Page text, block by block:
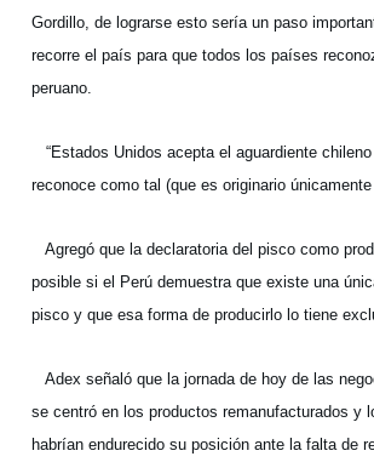
Gordillo, de lograrse esto sería un paso
recorre el país para que todos los países
peruano.
“Estados Unidos acepta el aguardiente
reconoce como tal (que es originario únicamente
Agregó que la declaratoria del pisco como
posible si el Perú demuestra que existe una
pisco y que esa forma de producirlo lo tiene
Adex señaló que la jornada de hoy de las
se centró en los productos remanufacturados y
habrían endurecido su posición ante la falta de